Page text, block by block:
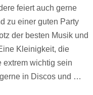
feiert auch gerne
zu einer guten Party
der besten Musik und
Kleinigkeit, die
extrem wichtig sein
in Discos und …